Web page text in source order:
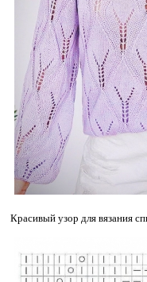
Красивый узор для вязания